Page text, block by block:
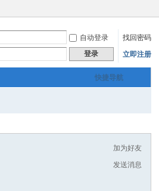
自动登录
找回密码
登录 立即注册
快捷导航
加为好友
发送消息